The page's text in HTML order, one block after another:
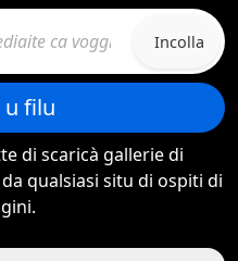
Incolla
u filu
di scaricà gallerie di
qualsiasi situ di ospiti di